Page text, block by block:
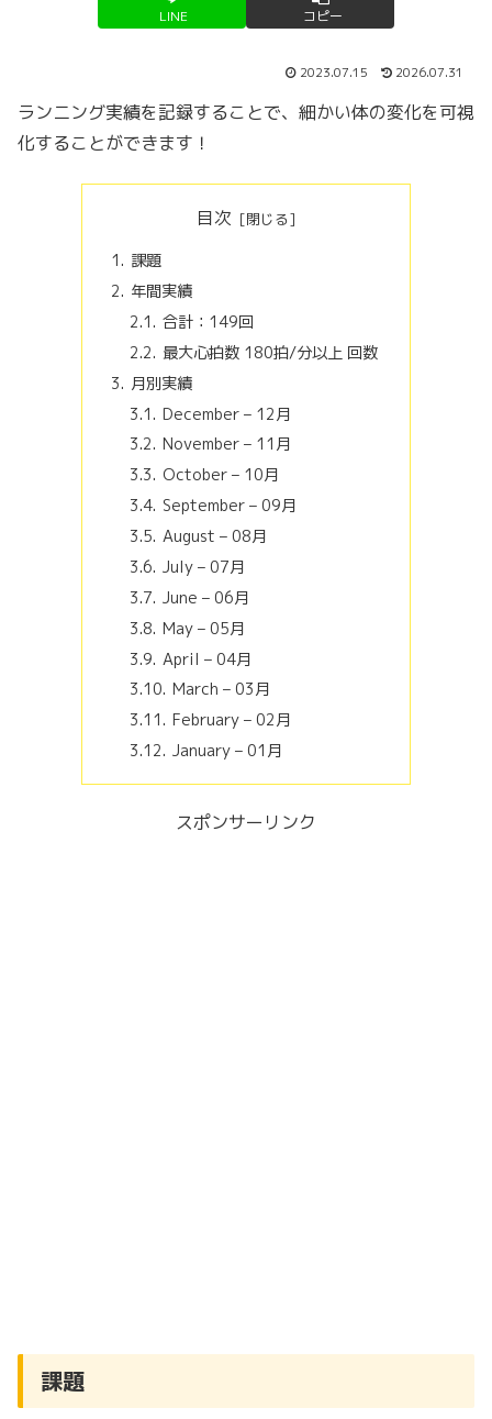
LINE コピー
2023.07.15 2026.07.31
ランニング実績を記録することで、細かい体の変化を可視
化することができます！
目次
課題
年間実績
合計：149回
最大心拍数 180拍/分以上 回数
月別実績
December – 12月
November – 11月
October – 10月
September – 09月
August – 08月
July – 07月
June – 06月
May – 05月
April – 04月
March – 03月
February – 02月
January – 01月
スポンサーリンク
課題